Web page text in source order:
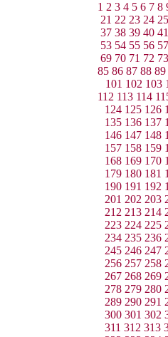
1 2 3 4 5 6 7 8
21 22 23 24 25
37 38 39 40 41
53 54 55 56 57
69 70 71 72 73
85 86 87 88 89
101 102 103
112 113 114
124 125 126
135 136 137
146 147 148
157 158 159
168 169 170
179 180 181
190 191 192
201 202 203
212 213 214
223 224 225
234 235 236
245 246 247
256 257 258
267 268 269
278 279 280
289 290 291
300 301 302
311 312 313